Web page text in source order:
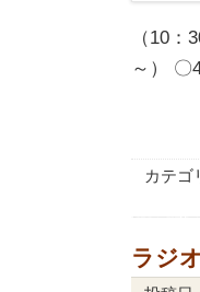
（10
～）
カテゴ
ラジ